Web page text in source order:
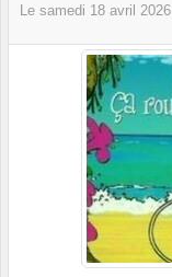
Le samedi 18 avril 2026